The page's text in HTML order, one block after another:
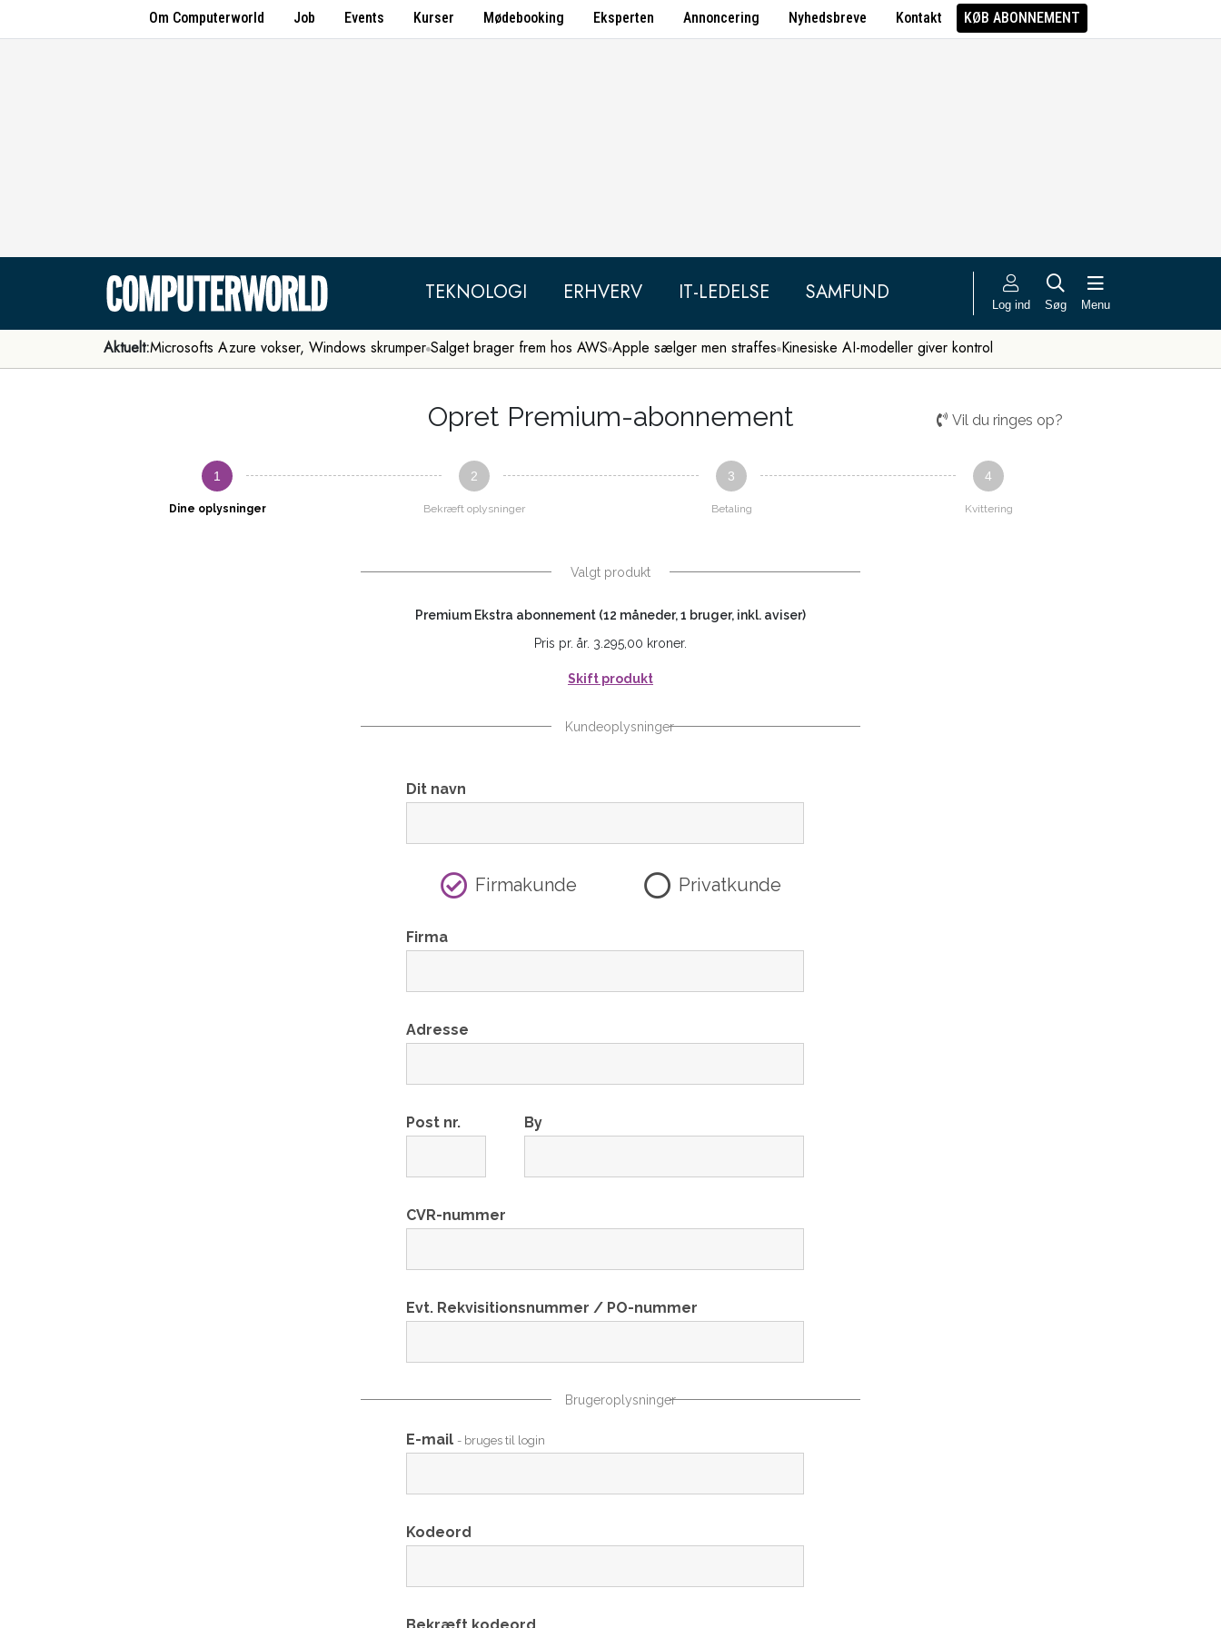
Om Computerworld Job Events Kurser Mødebooking Eksperten Annoncering Nyhedsbreve Kontakt KØB ABONNEMENT
TEKNOLOGI ERHVERV IT-LEDELSE SAMFUND Log ind Søg Menu
Aktuelt:Microsofts Azure vokser, Windows skrumper Salget brager frem hos AWS Apple sælger men straffes Kinesiske AI-modeller giver kontrol
Opret Premium-abonnement Vil du ringes op?
1
Dine oplysninger
2
Bekræft oplysninger
3
Betaling
4
Kvittering
Valgt produkt
Premium Ekstra abonnement (12 måneder, 1 bruger, inkl. aviser)
Pris pr. år. 3.295,00 kroner.
Skift produkt
Kundeoplysninger
Dit navn
Firmakunde Privatkunde
Firma
Adresse
Post nr. By
CVR-nummer
Evt. Rekvisitionsnummer / PO-nummer
Brugeroplysninger
E-mail - bruges til login
Kodeord